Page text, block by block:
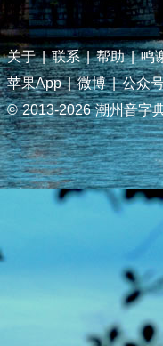
关于 | 联系 | 帮助 | 鸣
苹果App | 微博 | 公众
© 2013-2026 潮州音字